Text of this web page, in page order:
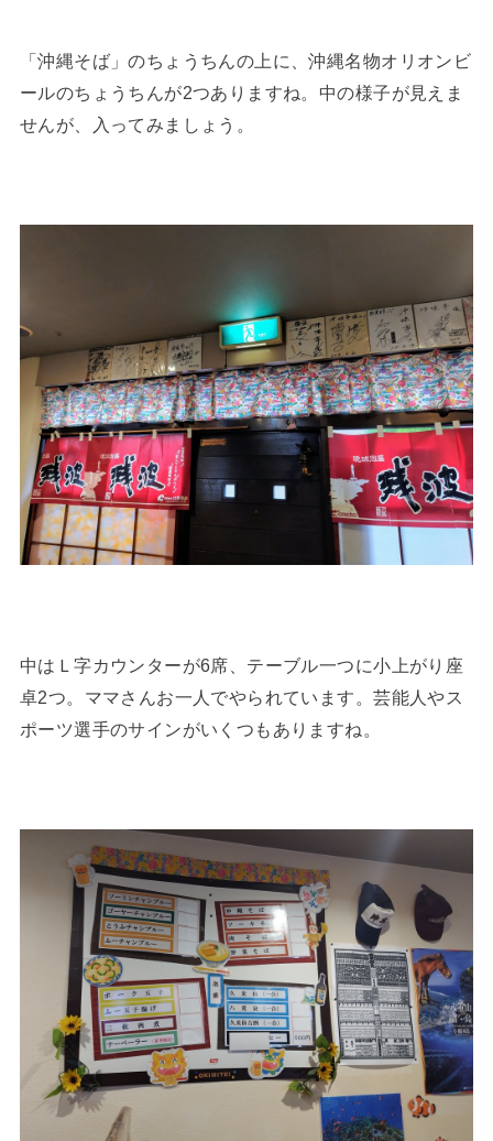
「沖縄そば」のちょうちんの上に、沖縄名物オリオンビ
ールのちょうちんが2つありますね。中の様子が見えま
せんが、入ってみましょう。
中はＬ字カウンターが6席、テーブル一つに小上がり座
卓2つ。ママさんお一人でやられています。芸能人やス
ポーツ選手のサインがいくつもありますね。